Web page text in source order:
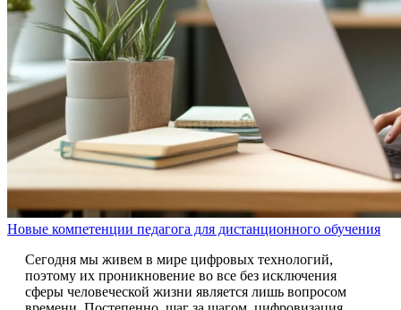
Новые компетенции педагога для дистанционного обучения
Сегодня мы живем в мире цифровых технологий,
поэтому их проникновение во все без исключения
сферы человеческой жизни является лишь вопросом